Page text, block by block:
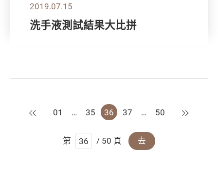
2019.07.15
洗手液測試結果大比拼
上一頁
01 … 35 36 37 … 50 下一頁
第 / 50 頁 去